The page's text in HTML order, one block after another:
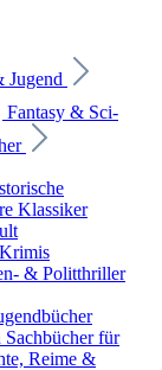
Jugend
Fantasy & Sci-
Klassiker
& Politthriller
Sachbücher für
Reime &